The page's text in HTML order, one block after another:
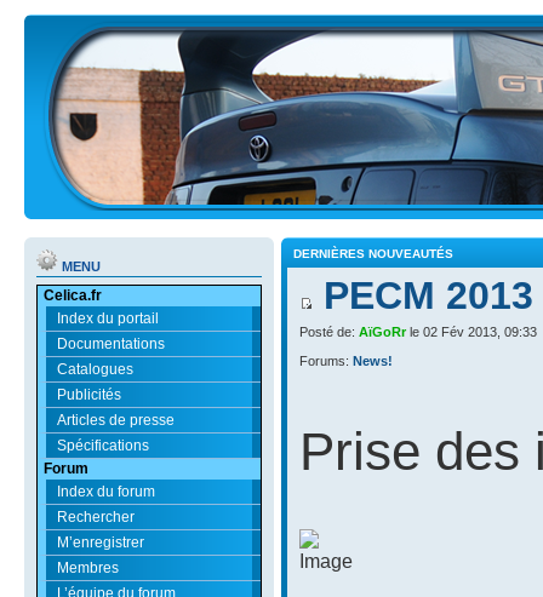
MENU
Celica.fr
Index du portail
Documentations
Catalogues
Publicités
Articles de presse
Spécifications
Forum
Index du forum
Rechercher
M’enregistrer
Membres
L’équipe du forum
DERNIÈRES NOUVEAUTÉS
PECM
Posté de: AïGoRrle 02 Fév 2013, 09:33
Forums: News!
Prise des